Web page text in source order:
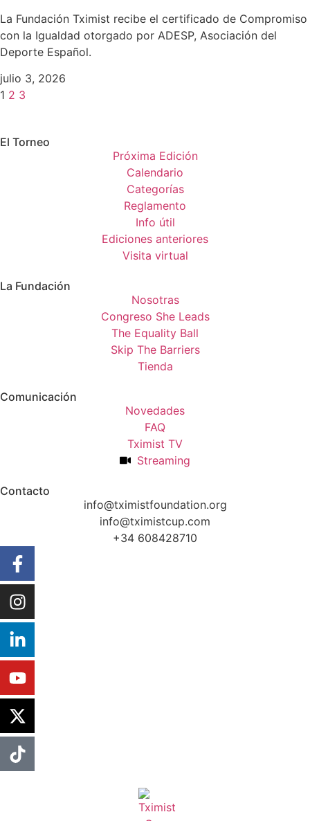
La Fundación Tximist recibe el certificado de Compromiso
con la Igualdad otorgado por ADESP, Asociación del
Deporte Español.
julio 3, 2026
1 2 3
El Torneo
Próxima Edición
Calendario
Categorías
Reglamento
Info útil
Ediciones anteriores
Visita virtual
La Fundación
Nosotras
Congreso She Leads
The Equality Ball
Skip The Barriers
Tienda
Comunicación
Novedades
FAQ
Tximist TV
Streaming
Contacto
info@tximistfoundation.org
info@tximistcup.com
+34 608428710